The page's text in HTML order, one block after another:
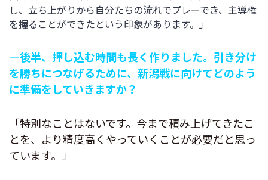
し、立ち上がりから自分たちの流れでプレーでき、主導権
を握ることができたという印象があります。」
―後半、押し込む時間も長く作りました。引き分け
を勝ちにつなげるために、新潟戦に向けてどのよう
に準備をしていきますか？
「特別なことはないです。今まで積み上げてきたこ
とを、より精度高くやっていくことが必要だと思っ
ています。」